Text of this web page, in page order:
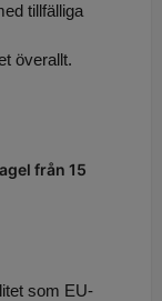
tillfälliga
överallt.
som EU-